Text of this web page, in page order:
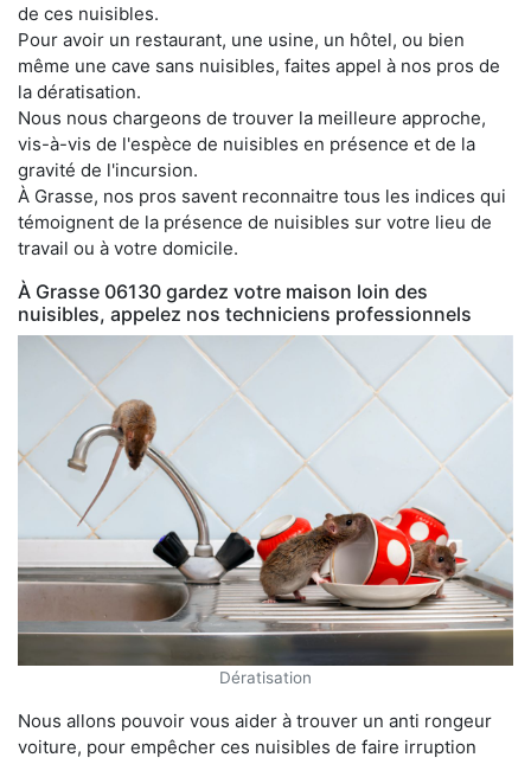
de ces nuisibles.
Pour avoir un restaurant, une usine, un hôtel, ou bien
même une cave sans nuisibles, faites appel à nos pros de
la dératisation.
Nous nous chargeons de trouver la meilleure approche,
vis-à-vis de l'espèce de nuisibles en présence et de la
gravité de l'incursion.
À Grasse, nos pros savent reconnaitre tous les indices qui
témoignent de la présence de nuisibles sur votre lieu de
travail ou à votre domicile.
À Grasse 06130 gardez votre maison loin des
nuisibles, appelez nos techniciens professionnels
Dératisation
Nous allons pouvoir vous aider à trouver un anti rongeur
voiture, pour empêcher ces nuisibles de faire irruption